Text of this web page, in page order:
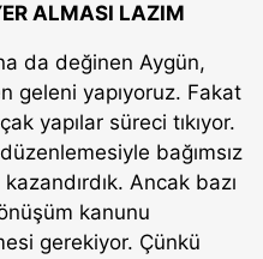
ALMASI LAZIM
da değinen Aygün,
geleni yapıyoruz. Fakat
yapılar süreci tıkıyor.
bağımsız
Ancak bazı
kanunu
gerekiyor. Çünkü